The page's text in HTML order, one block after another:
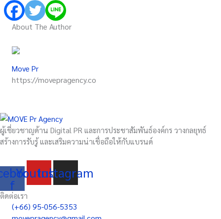
About The Author
Move Pr
https://movepragency.co
ผู้เชี่ยวชาญด้าน Digital PR และการประชาสัมพันธ์องค์กร วางกลยุทธ์
สร้างการรับรู้ และเสริมความน่าเชื่อถือให้กับแบรนด์
f
Youtube
Instagram
ติดต่อเรา
(+66) 95-056-5353